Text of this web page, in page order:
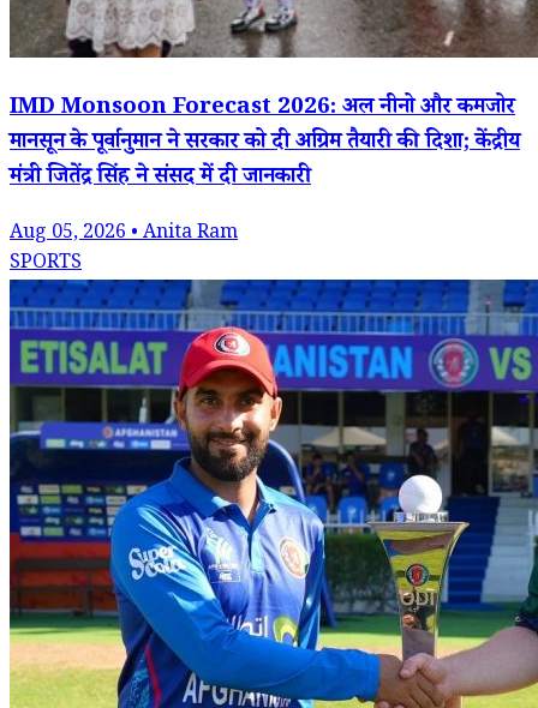
IMD Monsoon Forecast 2026: अल नीनो और कमजोर
मानसून के पूर्वानुमान ने सरकार को दी अग्रिम तैयारी की दिशा; केंद्रीय
मंत्री जितेंद्र सिंह ने संसद में दी जानकारी
Aug 05, 2026 • Anita Ram
SPORTS